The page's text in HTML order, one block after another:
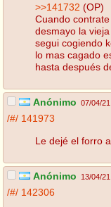
>>141732 (OP)
Cuando
desmayo la
segui cogiendo
lo mas cagado
hasta después
Anónimo 07/04/
/#/ 141973
Le dejé el forro
Anónimo 13/04/
/#/ 142306